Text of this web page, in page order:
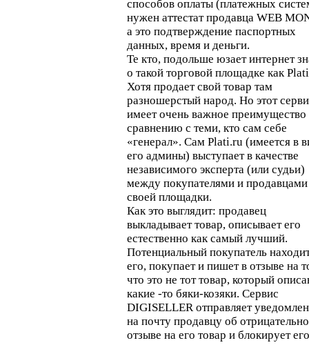
способов оплаты (платежных
нужен аттестат продавца WEB
а это подтверждение паспортных
данных, время и деньги.
Те кто, подольше юзает интернет
о такой торговой площадке как
Хотя продает свой товар там
разношерстый народ. Но этот
имеет очень важное преимущество
сравнению с теми, кто сам себе
«генерал». Сам Plati.ru (имеется в
его админы) выступает в качестве
независимого эксперта (или судьи)
между покупателями и продавцами
своей площадки.
Как это выглядит: продавец
выкладывает товар, описывает его
естественно как самый лучший.
Потенциальный покупатель
его, покупает и пишет в отзыве на
что это не тот товар, который
какие -то бяки-козяки. Сервис
DIGISELLER отправляет
на почту продавцу об
отзыве на его товар и блокирует его